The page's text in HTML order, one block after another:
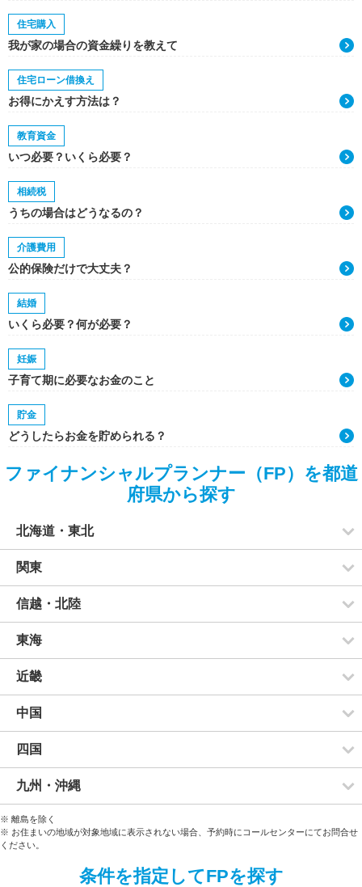
住宅購入
我が家の場合の資金繰りを教えて
住宅ローン借換え
お得にかえす方法は？
教育資金
いつ必要？いくら必要？
相続税
うちの場合はどうなるの？
介護費用
公的保険だけで大丈夫？
結婚
いくら必要？何が必要？
妊娠
子育て期に必要なお金のこと
貯金
どうしたらお金を貯められる？
ファイナンシャルプランナー（FP）を都道
府県から探す
北海道・東北
関東
信越・北陸
東海
近畿
中国
四国
九州・沖縄
※ 離島を除く
※ お住まいの地域が対象地域に表示されない場合、予約時にコールセンターにてお問合せ
ください。
条件を指定してFPを探す